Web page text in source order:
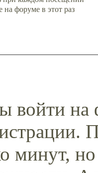
форуме в этот раз
войти
минут,